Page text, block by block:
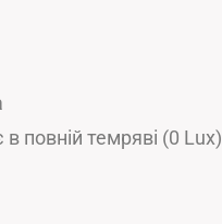
повній темряві (0 Lux)